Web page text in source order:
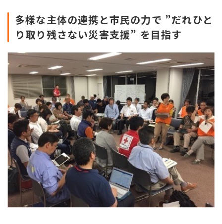
多様な主体の連携と市民の力で ”だれひと
り取り残さない災害支援” を目指す